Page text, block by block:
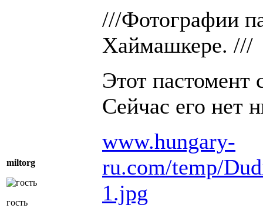
miltorg
гость
///Фотографии
Хаймашкере. ///
Этот пастомент
Сейчас его нет
www.hungary-
ru.com/temp/
1.jpg